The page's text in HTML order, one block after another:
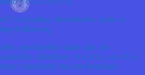
2 rozsudku obvodného súdu a
Kráľovnej.
obvodného súdu tak, že
cisárstva n e d á v a o d p
vojvodský titul na kniežací.